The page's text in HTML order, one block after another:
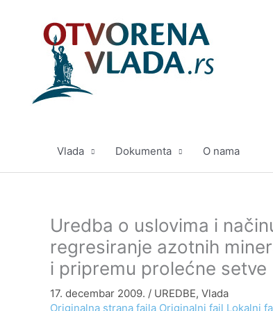
Vlada Dokumenta O nama
Uredba o uslovima i
regresiranje azotnih
i pripremu prolećne setve
17. decembar 2009. / UREDBE, Vlada
Originalna strana fajla Originalni fajl Lokalni